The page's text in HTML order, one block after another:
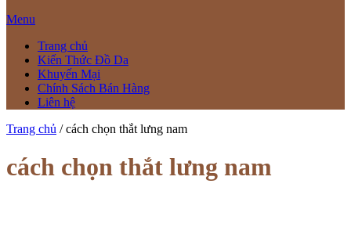
Menu
Trang chủ
Kiến Thức Đồ Da
Khuyến Mại
Chính Sách Bán Hàng
Liên hệ
Trang chủ /cách chọn thắt lưng nam
cách chọn thắt lưng nam